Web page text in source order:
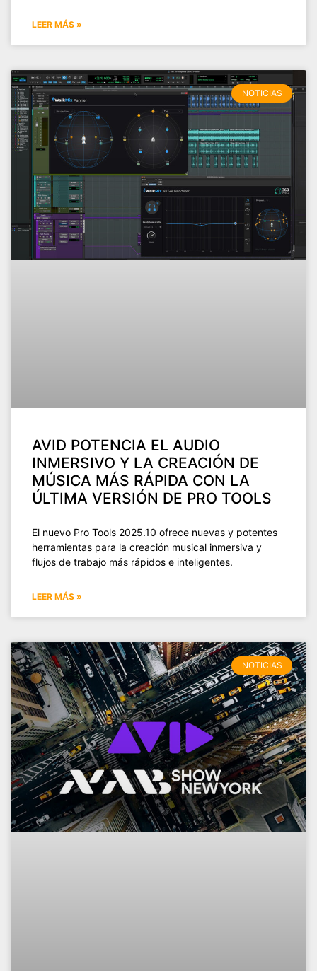
LEER MÁS »
NOTICIAS
AVID POTENCIA EL AUDIO
INMERSIVO Y LA CREACIÓN DE
MÚSICA MÁS RÁPIDA CON LA
ÚLTIMA VERSIÓN DE PRO TOOLS
El nuevo Pro Tools 2025.10 ofrece nuevas y potentes
herramientas para la creación musical inmersiva y
flujos de trabajo más rápidos e inteligentes.
LEER MÁS »
NOTICIAS